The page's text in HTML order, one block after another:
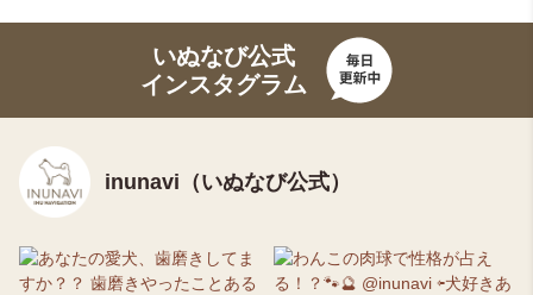
いぬなび公式
インスタグラム
inunavi（いぬなび公式）